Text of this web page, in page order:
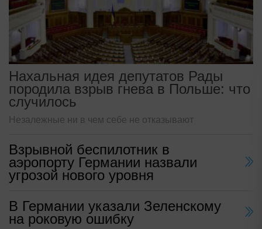
Нахальная идея депутатов Рады
породила взрыв гнева в Польше: что
случилось
Незалежные ни в чем себе не отказывают
Взрывной беспилотник в
аэропорту Германии назвали
угрозой нового уровня
В Германии указали Зеленскому
на роковую ошибку